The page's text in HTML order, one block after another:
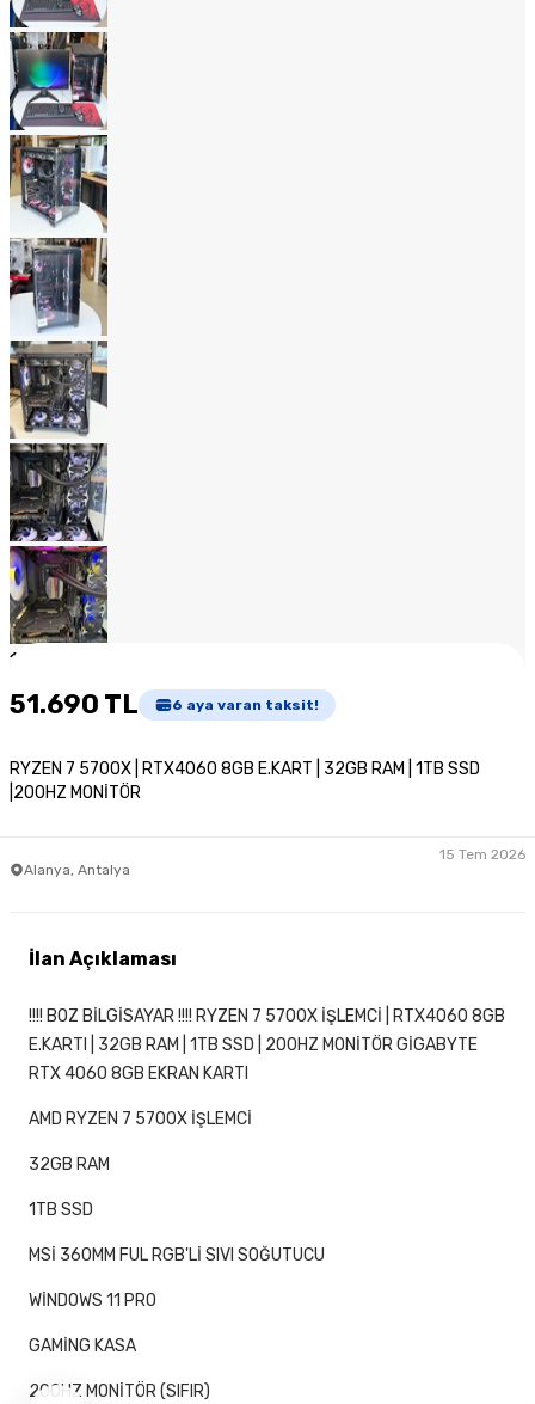
1
51.690 TL 6 aya varan taksit!
RYZEN 7 5700X | RTX4060 8GB E.KART | 32GB RAM | 1TB SSD
|200HZ MONİTÖR
Alanya, Antalya
15 Tem 2026
İlan Açıklaması
!!!! BOZ BİLGİSAYAR !!!! RYZEN 7 5700X İŞLEMCİ | RTX4060 8GB
E.KARTI | 32GB RAM | 1TB SSD | 200HZ MONİTÖR GİGABYTE
RTX 4060 8GB EKRAN KARTI
AMD RYZEN 7 5700X İŞLEMCİ
32GB RAM
1TB SSD
MSİ 360MM FUL RGB'Lİ SIVI SOĞUTUCU
WİNDOWS 11 PRO
GAMİNG KASA
200HZ MONİTÖR (SIFIR)